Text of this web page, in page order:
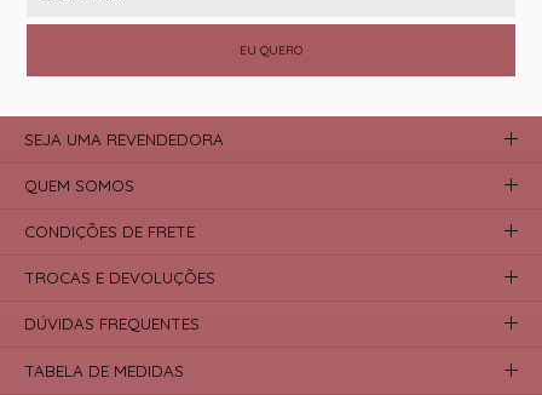
EU QUERO
SEJA UMA REVENDEDORA
QUEM SOMOS
CONDIÇÕES DE FRETE
TROCAS E DEVOLUÇÕES
DÚVIDAS FREQUENTES
TABELA DE MEDIDAS